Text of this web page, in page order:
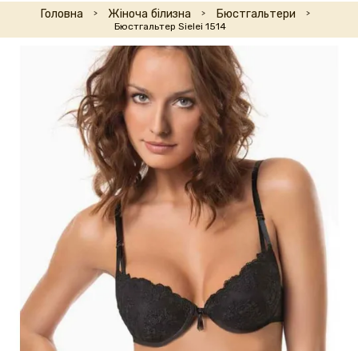
Головна Жіноча білизна Бюстгальтери
Бюстгальтер Sielei 1514